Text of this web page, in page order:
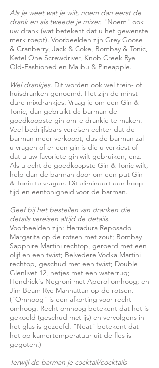
Als je weet wat je wilt, noem dan eerst de
drank en als tweede je mixer. "Noem" ook
uw drank (wat betekent dat u het gewenste
merk roept). Voorbeelden zijn Grey Goose
& Cranberry, Jack & Coke, Bombay & Tonic,
Ketel One Screwdriver, Knob Creek Rye
Old-Fashioned en Malibu & Pineapple.
Wel drankjes. Dit worden ook wel trein- of
huisdranken genoemd. Het zijn de minst
dure mixdrankjes. Vraag je om een Gin &
Tonic, dan gebruikt de barman de
goedkoopste gin om je drankje te maken.
Veel bedrijfsbars vereisen echter dat de
barman meer verkoopt, dus de barman zal
u vragen of er een gin is die u verkiest of
dat u uw favoriete gin wilt gebruiken, enz.
Als u echt de goedkoopste Gin & Tonic wilt,
help dan de barman door om een put Gin
& Tonic te vragen. Dit elimineert een hoop
tijd en eentonigheid voor de barman.
Geef bij het bestellen van dranken die
details vereisen altijd de details.
Voorbeelden zijn: Herradura Reposado
Margarita op de rotsen met zout; Bombay
Sapphire Martini rechtop, geroerd met een
olijf en een twist; Belvedere Vodka Martini
rechtop, geschud met een twist; Double
Glenlivet 12, netjes met een waterrug;
Hendrick's Negroni met Aperol omhoog; en
Jim Beam Rye Manhattan op de rotsen.
("Omhoog" is een afkorting voor recht
omhoog. Recht omhoog betekent dat het is
gekoeld (geschud met ijs) en vervolgens in
het glas is gezeefd. "Neat" betekent dat
het op kamertemperatuur uit de fles is
gegoten.)
Terwijl de barman je cocktail/cocktails